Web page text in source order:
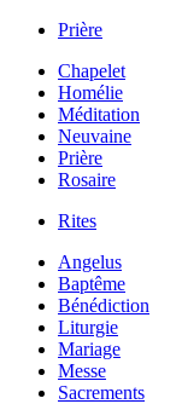
Prière
Chapelet
Homélie
Méditation
Neuvaine
Prière
Rosaire
Rites
Angelus
Baptême
Bénédiction
Liturgie
Mariage
Messe
Sacrements